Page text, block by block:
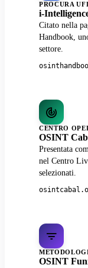
PROCURA
i-
Citato nella
Handbook,
settore.
CENTRO
OSINT
Presentata
nel Centro
selezionati.
OSINT